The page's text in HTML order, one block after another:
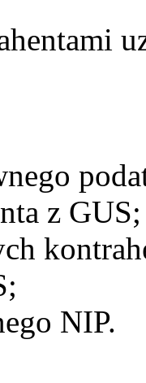
z GUS;